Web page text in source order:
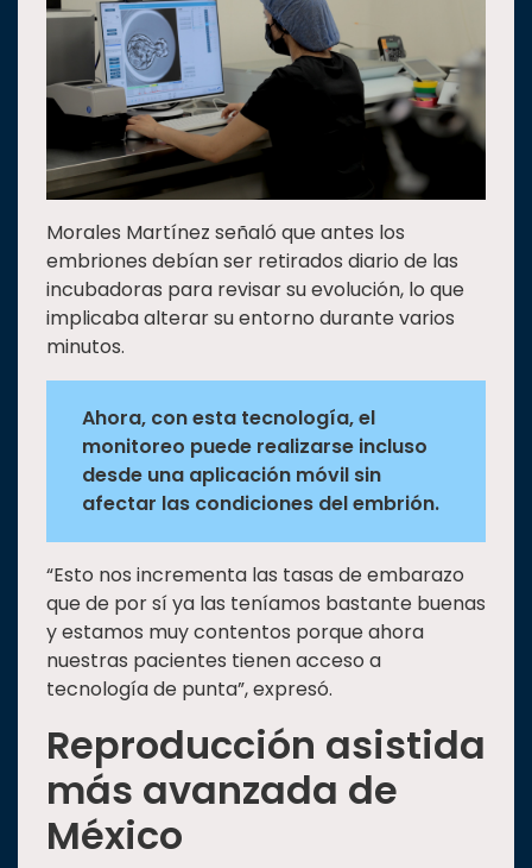
Morales Martínez señaló que antes los
embriones debían ser retirados diario de las
incubadoras para revisar su evolución, lo que
implicaba alterar su entorno durante varios
minutos.
Ahora, con esta tecnología, el
monitoreo puede realizarse incluso
desde una aplicación móvil sin
afectar las condiciones del embrión.
“Esto nos incrementa las tasas de embarazo
que de por sí ya las teníamos bastante buenas
y estamos muy contentos porque ahora
nuestras pacientes tienen acceso a
tecnología de punta”, expresó.
Reproducción asistida
más avanzada de
México